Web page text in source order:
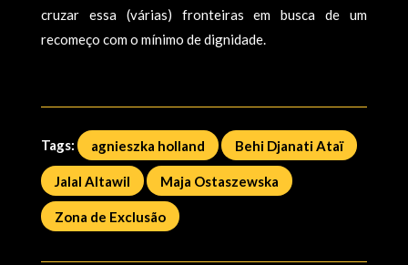
cruzar essa (várias) fronteiras em busca de um
recomeço com o mínimo de dignidade.
Tags: agnieszka holland Behi Djanati Ataï
Jalal Altawil Maja Ostaszewska
Zona de Exclusão